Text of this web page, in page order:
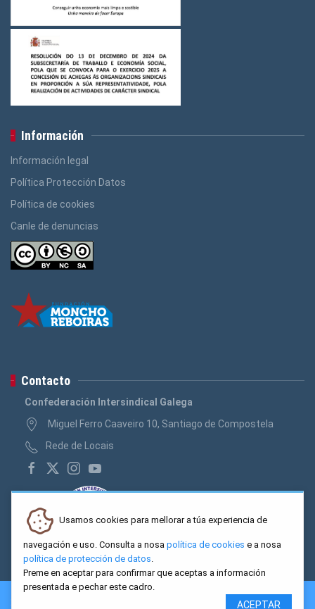
Información
Información legal
Política Protección Datos
Política de cookies
Canle de denuncias
Contacto
Confederación Intersindical Galega
Miguel Ferro Caaveiro 10, Santiago de Compostela
Rede de Locais
2026 CIG. Confederación Intersindical Galega - Miguel Ferro
Usamos cookies para mellorar a túa experiencia de
navegación e uso. Consulta a nosa política de cookies e a nosa
política de protección de datos.
Preme en aceptar para confirmar que aceptas a información
presentada e pechar este cadro.
ACEPTAR